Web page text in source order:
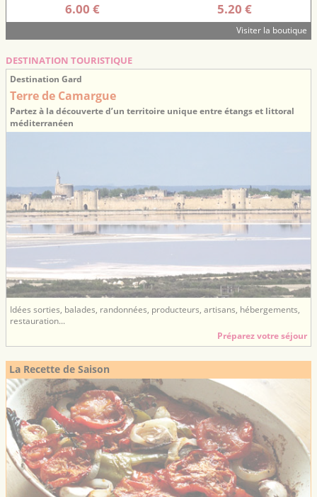
6.00 € 5.20 €
Visiter la boutique
DESTINATION TOURISTIQUE
Destination Gard
Terre de Camargue
Partez à la découverte d’un territoire unique entre étangs et littoral
méditerranéen
Idées sorties, balades, randonnées, producteurs, artisans, hébergements,
restauration...
Préparez votre séjour
La Recette de Saison